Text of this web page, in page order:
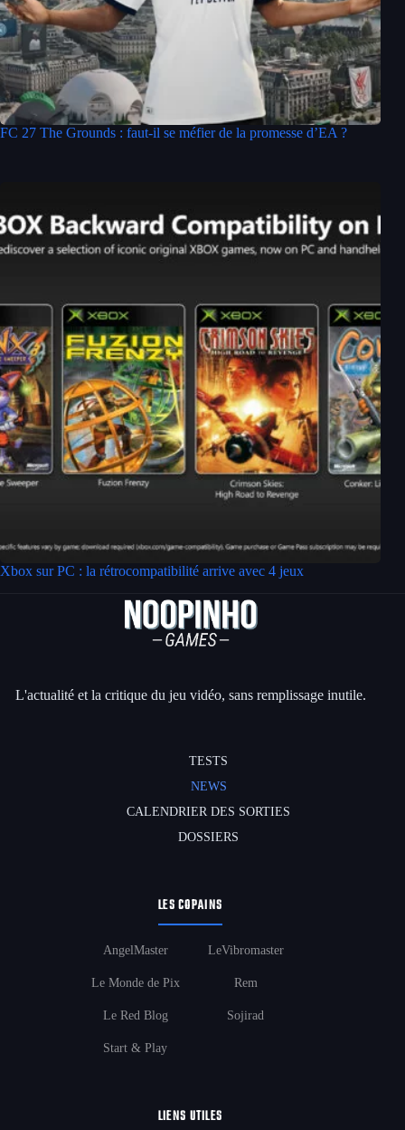
FC 27 The Grounds : faut-il se méfier de la promesse d’EA ?
Xbox sur PC : la rétrocompatibilité arrive avec 4 jeux
L'actualité et la critique du jeu vidéo, sans remplissage inutile.
TESTS
NEWS
CALENDRIER DES SORTIES
DOSSIERS
LES COPAINS
AngelMaster
Le Monde de Pix
Le Red Blog
Start & Play
LeVibromaster
Rem
Sojirad
LIENS UTILES